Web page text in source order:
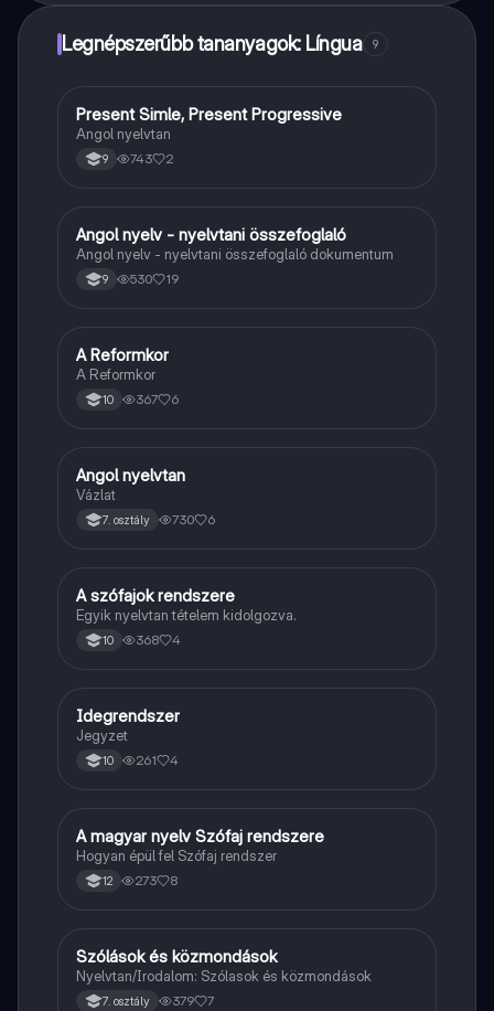
Legnépszerűbb tananyagok: Língua 9
Angol
Present Simle, Present Progressive
Angol nyelvtan
9 743 2
Angol
Angol nyelv - nyelvtani összefoglaló
Angol nyelv - nyelvtani összefoglaló dokumentum
9 530 19
Töri
A Reformkor
A Reformkor
10 367 6
Angol
Angol nyelvtan
Vázlat
7. osztály 730 6
Magyar
A szófajok rendszere
Egyik nyelvtan tételem kidolgozva.
10 368 4
Töri
Idegrendszer
Jegyzet
10 261 4
Magyar
A magyar nyelv Szófaj rendszere
Hogyan épül fel Szófaj rendszer
12 273 8
Magyar
Szólások és közmondások
Nyelvtan/Irodalom: Szólasok és közmondások
7. osztály 379 7